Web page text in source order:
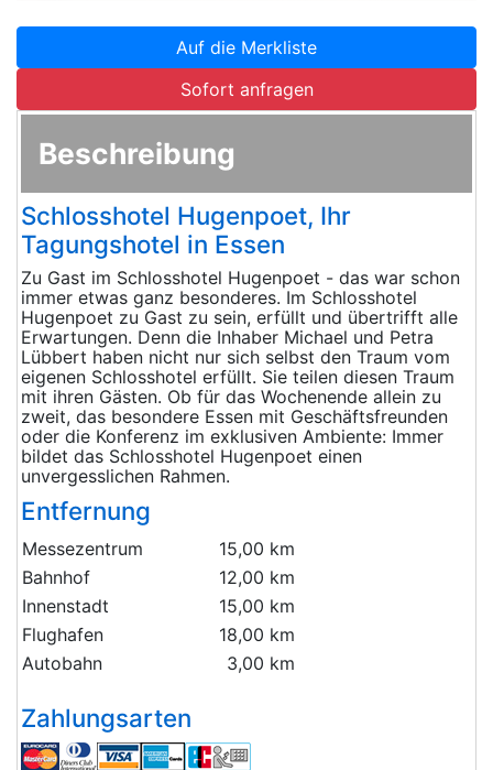
Auf die Merkliste
Sofort anfragen
Beschreibung
Schlosshotel Hugenpoet, Ihr
Tagungshotel in Essen
Zu Gast im Schlosshotel Hugenpoet - das war schon
immer etwas ganz besonderes. Im Schlosshotel
Hugenpoet zu Gast zu sein, erfüllt und übertrifft alle
Erwartungen. Denn die Inhaber Michael und Petra
Lübbert haben nicht nur sich selbst den Traum vom
eigenen Schlosshotel erfüllt. Sie teilen diesen Traum
mit ihren Gästen. Ob für das Wochenende allein zu
zweit, das besondere Essen mit Geschäftsfreunden
oder die Konferenz im exklusiven Ambiente: Immer
bildet das Schlosshotel Hugenpoet einen
unvergesslichen Rahmen.
Entfernung
Messezentrum
15,00 km
Bahnhof
12,00 km
Innenstadt
15,00 km
Flughafen
18,00 km
Autobahn
3,00 km
Zahlungsarten